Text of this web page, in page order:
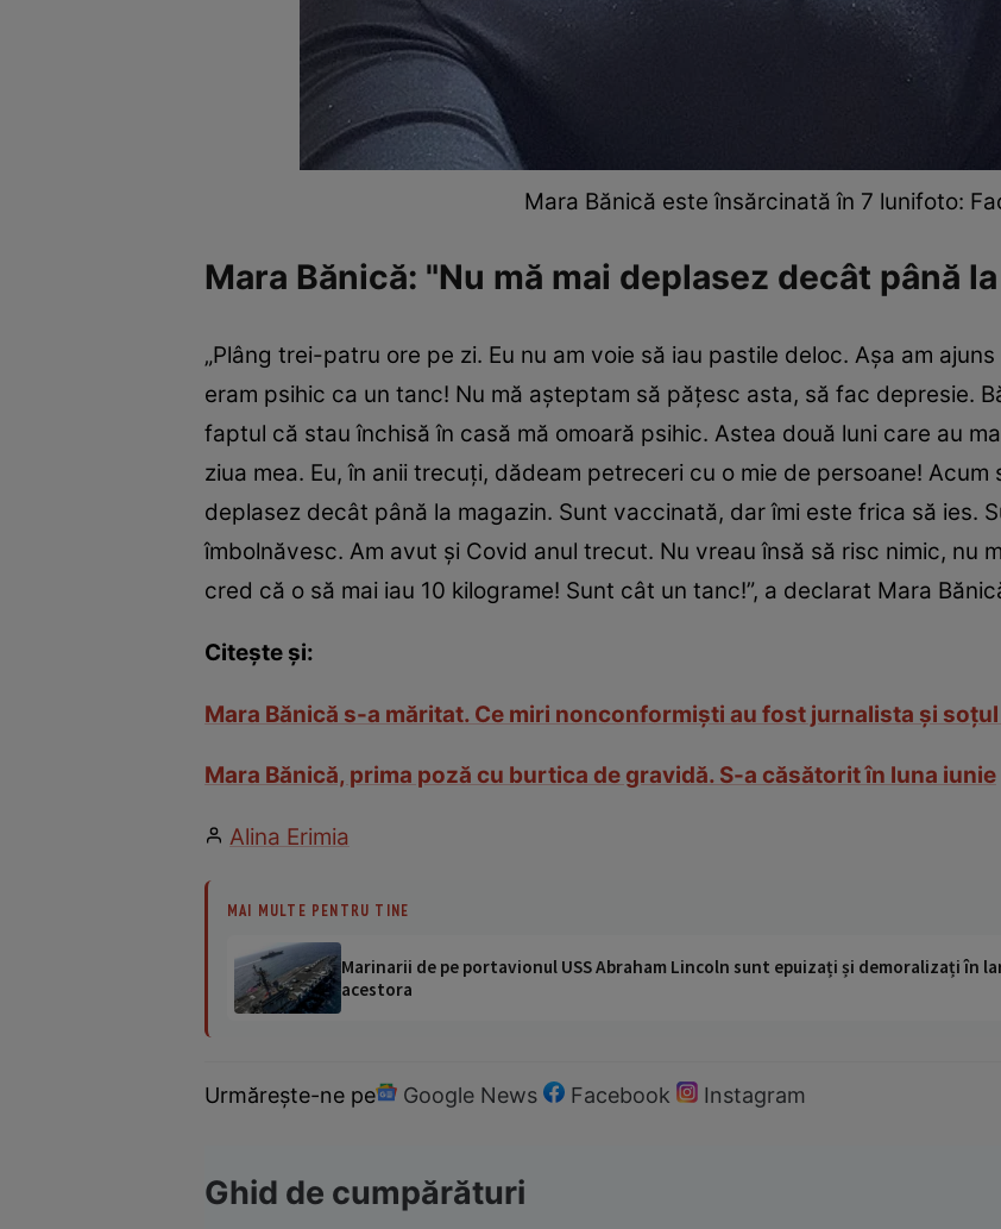
Mara Bănică este însărcinată în 7 lunifoto:
Mara Bănică: "Nu mă mai deplasez decât până
„Plâng trei-patru ore pe zi. Eu nu am voie să iau pastile deloc. Așa am
eram psihic ca un tanc! Nu mă așteptam să pățesc asta, să fac depresie.
faptul că stau închisă în casă mă omoară psihic. Astea două luni care au
ziua mea. Eu, în anii trecuți, dădeam petreceri cu o mie de persoane! Acum
deplasez decât până la magazin. Sunt vaccinată, dar îmi este frica să ies.
îmbolnăvesc. Am avut și Covid anul trecut. Nu vreau însă să risc nimic, nu
cred că o să mai iau 10 kilograme! Sunt cât un tanc!”, a declarat Mara
Citește și:
Mara Bănică s-a măritat. Ce miri nonconformiști au fost jurnalista și soțul
Mara Bănică, prima poză cu burtica de gravidă. S-a căsătorit în luna iunie
Alina Erimia
MAI MULTE PENTRU TINE
Marinarii de pe portavionul USS Abraham Lincoln sunt epuizați și demoralizați în
acestora
Urmărește-ne pe Google News Facebook Instagram
Ghid de cumpărături